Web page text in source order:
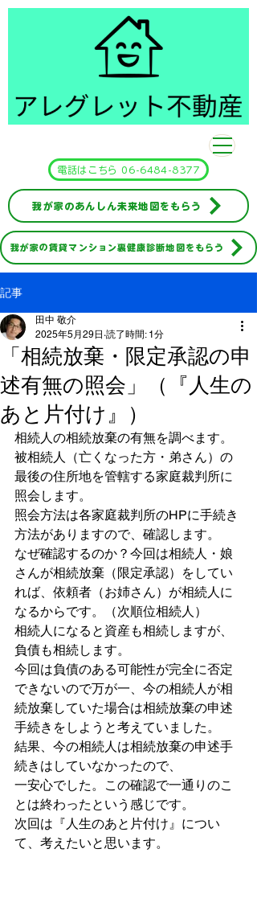
電話はこちら 06-6484-8377
我が家のあんしん未来地図をもらう
我が家の賃貸マンション裏健康診断地図をもらう
記事
「相続放棄・限定承認の申
述有無の照会」（『人生の
あと片付け』）
田中 敬介
2025年5月29日 読了時間: 1分
相続人の相続放棄の有無を調べます。
被相続人（亡くなった方・弟さん）の
最後の住所地を管轄する家庭裁判所に
照会します。
照会方法は各家庭裁判所のHPに手続き
方法がありますので、確認します。
なぜ確認するのか？今回は相続人・娘
さんが相続放棄（限定承認）をしてい
れば、依頼者（お姉さん）が相続人に
なるからです。（次順位相続人）
相続人になると資産も相続しますが、
負債も相続します。
今回は負債のある可能性が完全に否定
できないので万が一、今の相続人が相
続放棄していた場合は相続放棄の申述
手続きをしようと考えていました。
結果、今の相続人は相続放棄の申述手
続きはしていなかったので、
一安心でした。この確認で一通りのこ
とは終わったという感じです。
次回は『人生のあと片付け』につい
て、考えたいと思います。